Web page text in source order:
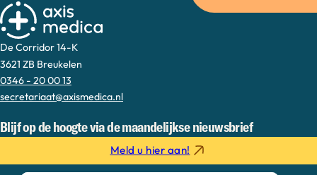
De Corridor 14-K
3621 ZB Breukelen
0346 - 20 00 13
secretariaat@axismedica.nl
Blijf op de hoogte via de maandelijkse nieuwsbrief
Meld u hier aan!